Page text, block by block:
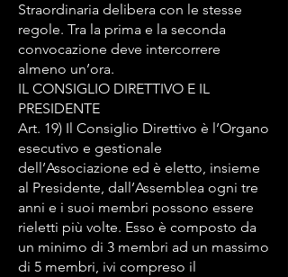
Straordinaria delibera con le stesse
regole. Tra la prima e la seconda
convocazione deve intercorrere
almeno un’ora.
IL CONSIGLIO DIRETTIVO E IL
PRESIDENTE
Art. 19) Il Consiglio Direttivo è l’Organo
esecutivo e gestionale
dell’Associazione ed è eletto, insieme
al Presidente, dall’Assemblea ogni tre
anni e i suoi membri possono essere
rieletti più volte. Esso è composto da
un minimo di 3 membri ad un massimo
di 5 membri, ivi compreso il